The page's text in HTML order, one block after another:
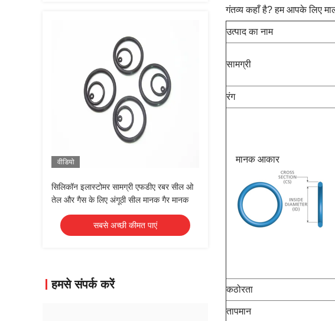
वीडियो
सिलिकॉन इलास्टोमर सामग्री एफडीए रबर सील ओ
तेल और गैस के लिए अंगूठी सील मानक गैर मानक
सबसे अच्छी कीमत पाएं
हमसे संपर्क करें
गंतव्य कहाँ है? हम आपके लिए
उत्पाद का नाम
सामग्री
रंग
मानक आकार
कठोरता
तापमान